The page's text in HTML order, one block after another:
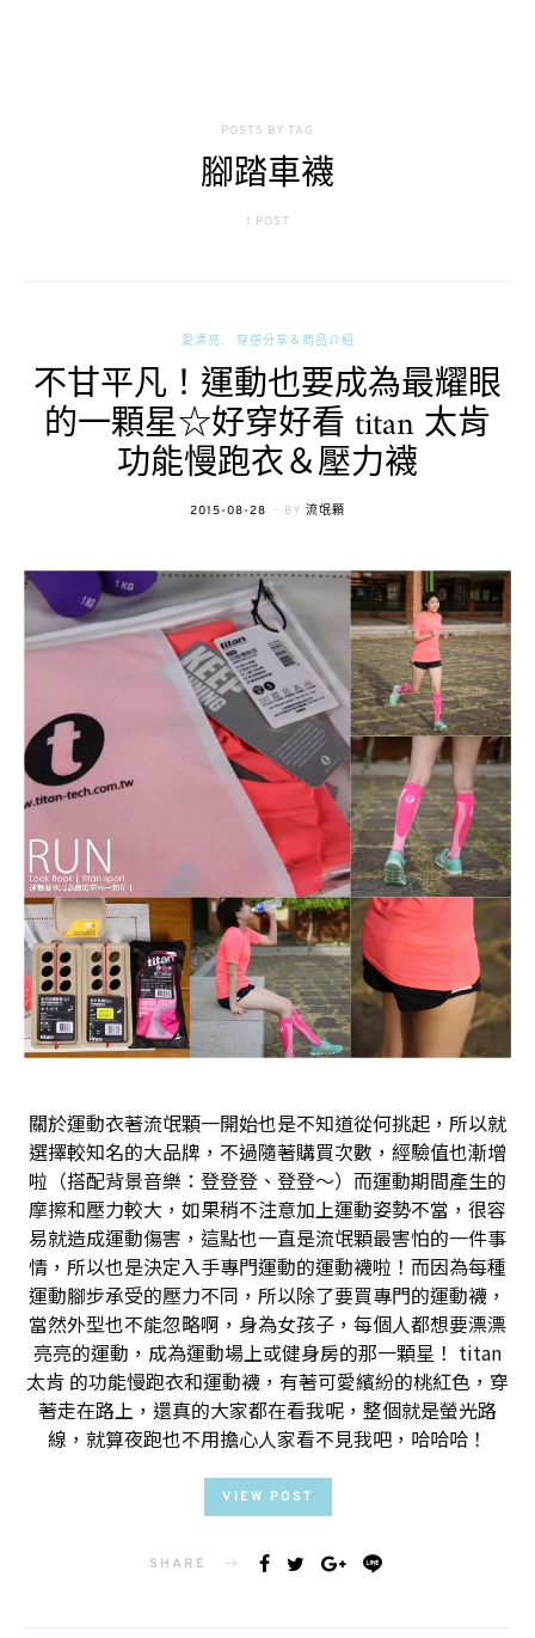
POSTS BY TAG
腳踏車襪
1 POST
愛漂亮 穿搭分享＆商品介紹
不甘平凡！運動也要成為最耀眼
的一顆星☆好穿好看 titan 太肯
功能慢跑衣＆壓力襪
POSTED
2015-08-28 BY 流氓顆
關於運動衣著流氓顆一開始也是不知道從何挑起，所以就
選擇較知名的大品牌，不過隨著購買次數，經驗值也漸增
啦（搭配背景音樂：登登登、登登～）而運動期間產生的
摩擦和壓力較大，如果稍不注意加上運動姿勢不當，很容
易就造成運動傷害，這點也一直是流氓顆最害怕的一件事
情，所以也是決定入手專門運動的運動襪啦！而因為每種
運動腳步承受的壓力不同，所以除了要買專門的運動襪，
當然外型也不能忽略啊，身為女孩子，每個人都想要漂漂
亮亮的運動，成為運動場上或健身房的那一顆星！ titan
太肯 的功能慢跑衣和運動襪，有著可愛繽紛的桃紅色，穿
著走在路上，還真的大家都在看我呢，整個就是螢光路
線，就算夜跑也不用擔心人家看不見我吧，哈哈哈！
VIEW POST
SHARE